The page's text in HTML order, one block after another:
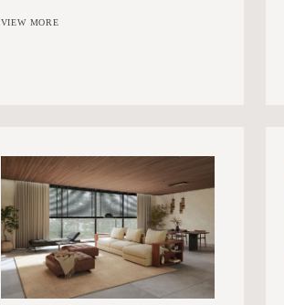
VIEW MORE